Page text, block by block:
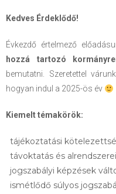
Kedves Érdeklődő!
Évkezdő értelmező
hozzá tartozó
bemutatni. Szeretettel
hogyan indul a 2025-ös év
Kiemelt témakörök:
tájékoztatási
távoktatás és alrendszerei
jogszabályi képzések
ismétlődő súlyos